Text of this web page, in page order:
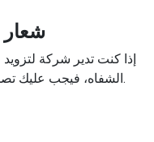
شعار
إذا كنت تدير شركة
الشفاه، فيجب عليك تصميم شعار يحتوي على أحمر الشفاه.